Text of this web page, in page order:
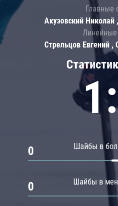
Шайбы в
0
Шайбы в
0
Главные
Акузовский Николай
Линейные
Стрельцов Евгений ,